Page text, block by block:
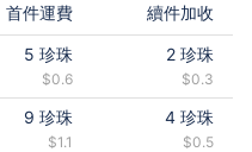
首件運費 續件加收
5 珍珠
$0.6
2 珍珠
$0.3
9 珍珠
$1.1
4 珍珠
$0.5